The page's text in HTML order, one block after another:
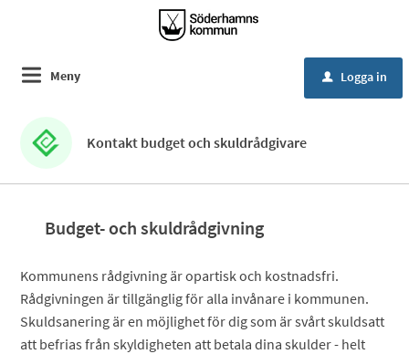
Meny u Logga in
Kontakt budget och skuldrådgivare
Budget- och skuldrådgivning
Kommunens rådgivning är opartisk och kostnadsfri.
Rådgivningen är tillgänglig för alla invånare i kommunen.
Skuldsanering är en möjlighet för dig som är svårt skuldsatt
att befrias från skyldigheten att betala dina skulder - helt